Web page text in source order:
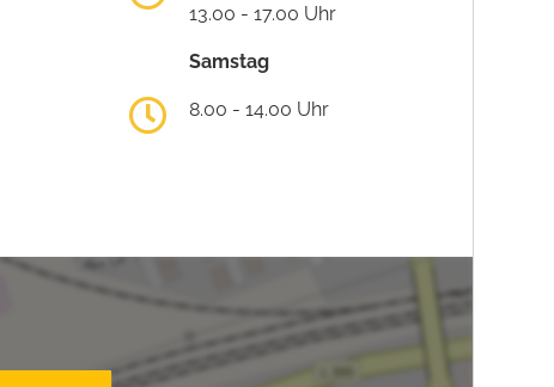
13.00 - 17.00 Uhr
Samstag
8.00 - 14.00 Uhr